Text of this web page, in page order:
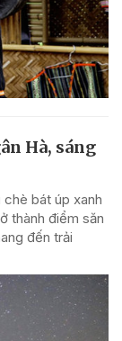
Hà, sáng
bát úp xanh
thành điểm săn
đến trải